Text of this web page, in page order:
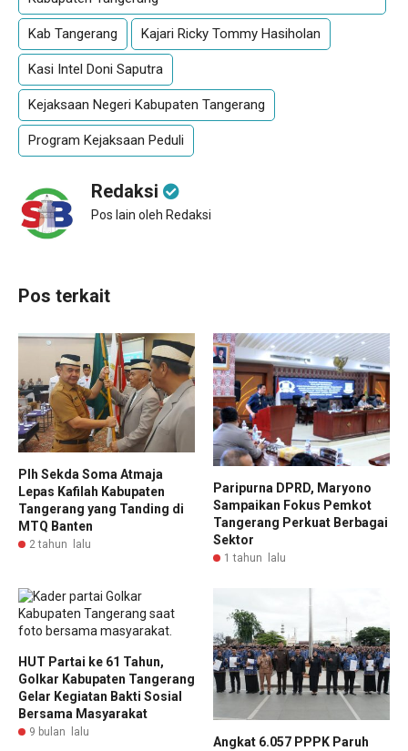
Kab Tangerang Kajari Ricky Tommy Hasiholan
Kasi Intel Doni Saputra
Kejaksaan Negeri Kabupaten Tangerang
Program Kejaksaan Peduli
Redaksi
Pos lain oleh Redaksi
Pos terkait
Plh Sekda Soma Atmaja
Lepas Kafilah Kabupaten
Tangerang yang Tanding di
MTQ Banten
2 tahun lalu
Paripurna DPRD, Maryono
Sampaikan Fokus Pemkot
Tangerang Perkuat Berbagai
Sektor
1 tahun lalu
HUT Partai ke 61 Tahun,
Golkar Kabupaten Tangerang
Gelar Kegiatan Bakti Sosial
Bersama Masyarakat
9 bulan lalu
Angkat 6.057 PPPK Paruh